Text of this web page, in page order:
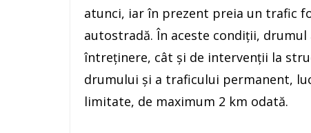
atunci, iar în prezent preia un trafic
autostradă. În aceste condiții,
întreținere, cât și de intervenții la
drumului și a traficului permanent,
limitate, de maximum 2 km odată.